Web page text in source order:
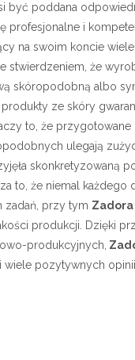
poddana
profesjonalne i
na swoim koncie
stwierdzeniem, że
skóropodobną albo
produkty ze skóry
to, że
ulegają
skonkretyzowaną
to, że niemal każdego
zadań, przy tym Zadora
produkcji. Dzięki
produkcyjnych,
pozytywnych opinii.